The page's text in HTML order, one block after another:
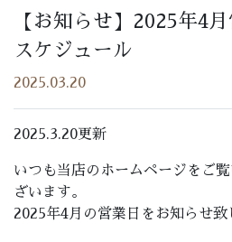
【お知らせ】2025年4
スケジュール
2025.03.20
2025.3.20更新
いつも当店のホームページをご
ざいます。
2025年4月の営業日をお知らせ致